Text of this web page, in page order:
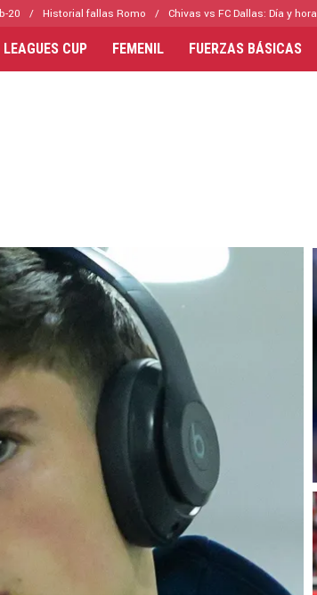
20 Historial fallas Romo Chivas vs FC Dallas: Día y hora
LEAGUES CUP FEMENIL FUERZAS BÁSICAS